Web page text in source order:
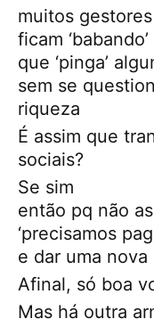
muitos
ficam
que ‘pinga’
sem se
riqueza
É assim que
sociais?
Se sim
então pq não
‘precisamos
e dar uma nova
Afinal, só boa
Mas há outra